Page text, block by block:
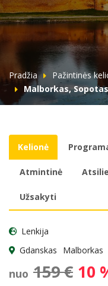
Pradžia
Pažintinės
Malborkas,
Kelionė
Atmintinė
Užsakyti
Lenkija
Gdanskas
Malborkas
nuo 159 € 10